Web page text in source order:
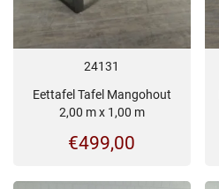
24131
Eettafel Tafel Mangohout
2,00 m x 1,00 m
€499,00